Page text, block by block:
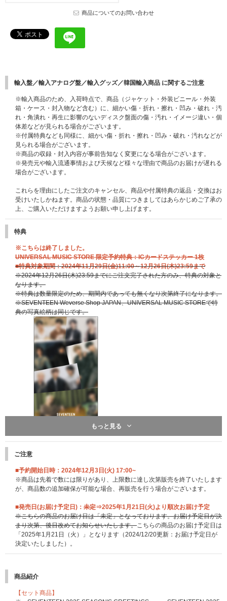
商品についてのお問い合わせ
輸入盤／輸入アナログ盤／輸入グッズ／韓国輸入商品 に関するご注意
※輸入商品のため、入荷時点で、商品（ジャケット・外装ビニール・外装
箱・ケース・封入物など含む）に、細かい傷・折れ・擦れ・凹み・破れ・汚
れ・角潰れ・再生に影響のないディスク盤面の傷・汚れ・イメージ違い・個
体差などが見られる場合がございます。
※付属特典なども同様に、細かい傷・折れ・擦れ・凹み・破れ・汚れなどが
見られる場合がございます。
※商品の収録・封入内容が事前告知なく変更になる場合がございます。
※発売元や輸入流通事情および天候など様々な理由で商品のお届けが遅れる
場合がございます。
これらを理由にしたご注文のキャンセル、商品や付属特典の返品・交換はお
受けいたしかねます。商品の状態・品質につきましてはあらかじめご了承の
上、ご購入いただけますようお願い申し上げます。
特典
※こちらは終了しました。
UNIVERSAL MUSIC STORE 限定予約特典：ICカードステッカー 1枚
■特典対象期間：2024年11月29日(金)11:00～12月26日(木)23:59まで
※2024年12月26日(木)23:59までにご注文完了された方のみ、特典の対象と
なります。
※特典は数量限定のため、期間内であっても無くなり次第終了になります。
※SEVENTEEN Weverse Shop JAPAN、UNIVERSAL MUSIC STOREで特
典の写真絵柄は同じです。
もっと見る
ご注意
■予約開始日時：2024年12月3日(火) 17:00~
※商品は先着で数には限りがあり、上限数に達し次第販売を終了いたします
が、商品数の追加確保が可能な場合、再販売を行う場合がございます。
■発売日(お届け予定日)： 未定⇒2025年1月21日(火)より順次お届け予定
※こちらの商品のお届け日は「未定」となっております。お届け予定日が決
まり次第、後日改めてお知らせいたします。こちらの商品のお届け予定日は
「2025年1月21日（火）」となります（2024/12/20更新：お届け予定日が
決定いたしました）。
商品紹介
【セット商品】